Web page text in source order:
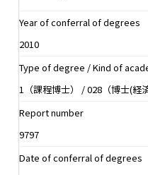
Year of conferral of degrees
2010
Type of degree / Kind of
1（課程博士） / 028（博士(経済
Report number
9797
Date of conferral of degrees